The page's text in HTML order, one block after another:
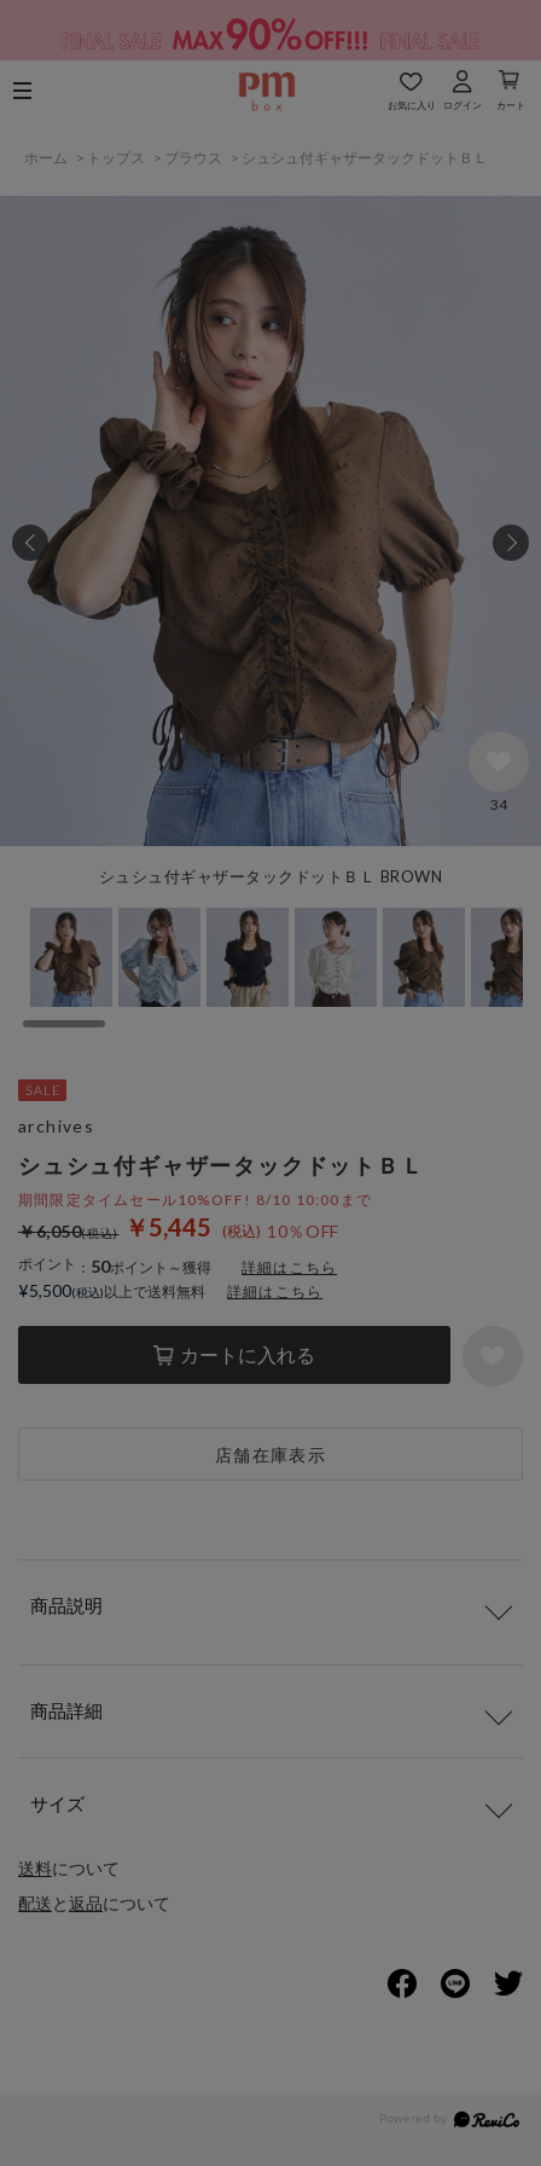
お気に入り ログイン カート
ホーム > トップス > ブラウス > シュシュ付ギャザータックドットＢＬ
シュシュ付ギャザータックドットＢＬ BROWN
34
シュシュ付ギャザータックドットＢＬ
期間限定タイムセール10%OFF! 8/10 10:00まで
￥5,445 10％OFF
￥6,050
ポイント ： 50ポイント～獲得 詳細はこちら
カートに入れる
店舗在庫表示
archives
¥5,500 以上で送料無料 詳細はこちら
送料について
配送と返品について
商品説明
商品詳細
サイズ